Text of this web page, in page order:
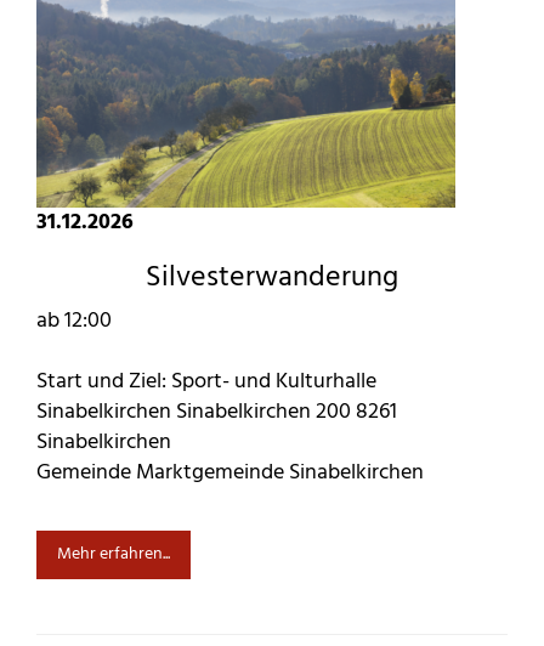
31.12.2026
Silvesterwanderung
ab 12:00
Start und Ziel: Sport- und Kulturhalle
Sinabelkirchen Sinabelkirchen 200 8261
Sinabelkirchen
Gemeinde Marktgemeinde Sinabelkirchen
Mehr erfahren...